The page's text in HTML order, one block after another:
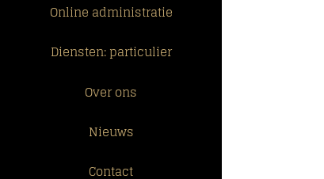
Online administratie
Diensten: particulier
Over ons
Nieuws
Contact